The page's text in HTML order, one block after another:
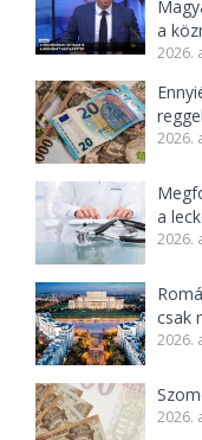
a
2026.
reggel
2026.
a
2026.
csak
2026.
2026.